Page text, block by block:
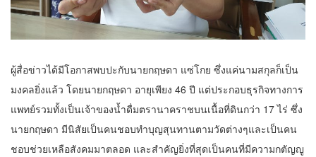
ผู้สื่อข่าวได้มีโอกาสพบปะกับนายกฤษดา แซ่โกย ซึ่งแค่นามสกุลก็เป็น
มงคลยิ่งแล้ว โดยนายกฤษดา อายุเพียง 46 ปี แต่ประกอบธุรกิจทางการ
แพทย์รวมทั้งเป็นเจ้าของน้ำดื่มตรานาคราชบนเนื้อที่ดินกว่า 17 ไร่ ซึ่ง
นายกฤษดา มีนิสัยเป็นคนชอบทำบุญสุนทานตามวัดต่างๆและเป็นคน
ชอบช่วยเหลือสังคมมาตลอด และสำคัญยิ่งที่สุดเป็นคนที่มีความกตัญญู